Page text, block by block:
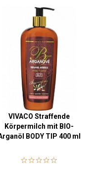
VIVACO Straffende
Körpermilch mit BIO-
BODY TIP 400 ml